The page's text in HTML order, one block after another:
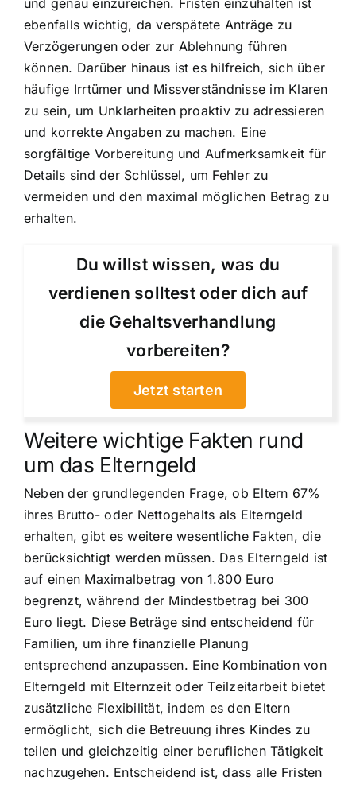
ebenfalls wichtig, da verspätete Anträge zu
Verzögerungen oder zur Ablehnung führen
können. Darüber hinaus ist es hilfreich, sich über
häufige Irrtümer und Missverständnisse im Klaren
zu sein, um Unklarheiten proaktiv zu adressieren
und korrekte Angaben zu machen. Eine
sorgfältige Vorbereitung und Aufmerksamkeit für
Details sind der Schlüssel, um Fehler zu
vermeiden und den maximal möglichen Betrag zu
erhalten.
Du willst wissen, was du
verdienen solltest oder dich auf
die Gehaltsverhandlung
vorbereiten?
Jetzt starten
Weitere wichtige Fakten rund
um das Elterngeld
Neben der grundlegenden Frage, ob Eltern 67%
ihres Brutto- oder Nettogehalts als Elterngeld
erhalten, gibt es weitere wesentliche Fakten, die
berücksichtigt werden müssen. Das Elterngeld ist
auf einen Maximalbetrag von 1.800 Euro
begrenzt, während der Mindestbetrag bei 300
Euro liegt. Diese Beträge sind entscheidend für
Familien, um ihre finanzielle Planung
entsprechend anzupassen. Eine Kombination von
Elterngeld mit Elternzeit oder Teilzeitarbeit bietet
zusätzliche Flexibilität, indem es den Eltern
ermöglicht, sich die Betreuung ihres Kindes zu
teilen und gleichzeitig einer beruflichen Tätigkeit
nachzugehen. Entscheidend ist, dass alle Fristen